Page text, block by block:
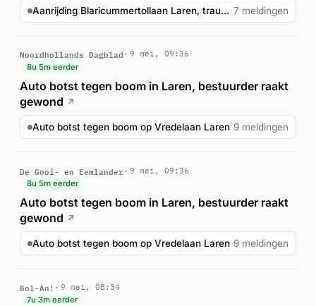
Aanrijding Blaricummertollaan Laren, traumahelikopter ing... 7 meldingen
Noordhollands Dagblad
9 mei, 09:36
8u 5m eerder
Auto botst tegen boom in Laren, bestuurder raakt
gewond ↗
Auto botst tegen boom op Vredelaan Laren 9 meldingen
De Gooi- en Eemlander
9 mei, 09:36
8u 5m eerder
Auto botst tegen boom in Laren, bestuurder raakt
gewond ↗
Auto botst tegen boom op Vredelaan Laren 9 meldingen
Bol-An!
9 mei, 08:34
7u 3m eerder